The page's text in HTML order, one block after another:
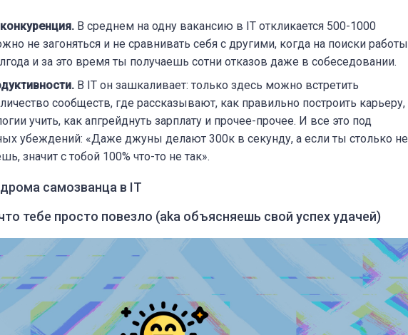
В среднем на одну вакансию в IT откликается 500-1000
не загоняться и не сравнивать себя с другими, когда на поиски работы
и за это время ты получаешь сотни отказов даже в собеседовании.
В IT он зашкаливает: только здесь можно встретить
сообществ, где рассказывают, как правильно построить карьеру,
учить, как апгрейднуть зарплату и прочее-прочее. И все это под
убеждений: «Даже джуны делают 300к в секунду, а если ты столько не
значит с тобой 100% что-то не так».
самозванца в IT
тебе просто повезло (aka объясняешь свой успех удачей)